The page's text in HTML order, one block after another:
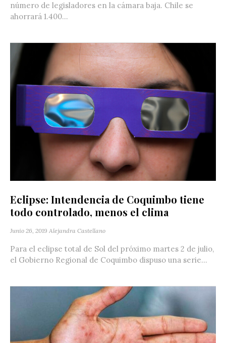
número de legisladores en la cámara baja. Chile se
ahorrará 1.400...
Eclipse: Intendencia de Coquimbo tiene
todo controlado, menos el clima
Junio 26, 2019 Alejandra Castellano
Para el eclipse total de Sol del próximo martes 2 de julio,
el Gobierno Regional de Coquimbo dispuso una serie...